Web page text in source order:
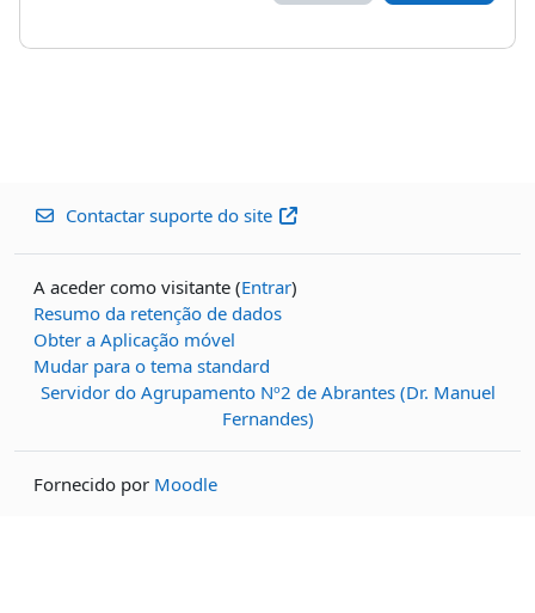
Contactar suporte do site
A aceder como visitante (Entrar)
Resumo da retenção de dados
Obter a Aplicação móvel
Mudar para o tema standard
Servidor do Agrupamento Nº2 de Abrantes (Dr. Manuel
Fernandes)
Fornecido por Moodle